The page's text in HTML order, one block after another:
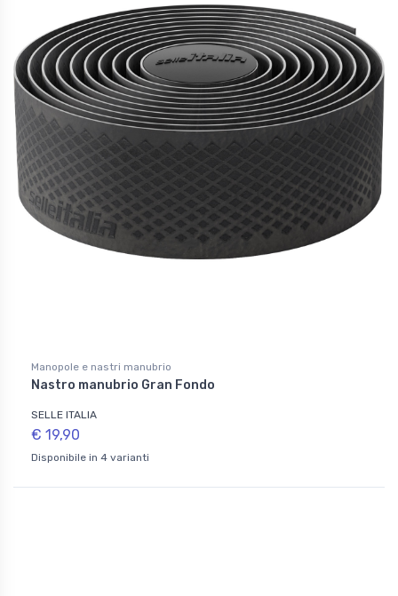
Manopole e nastri manubrio
Nastro manubrio Gran Fondo
SELLE ITALIA
€ 19,90
Disponibile in 4 varianti